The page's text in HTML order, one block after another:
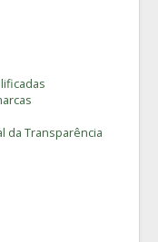
da Transparência